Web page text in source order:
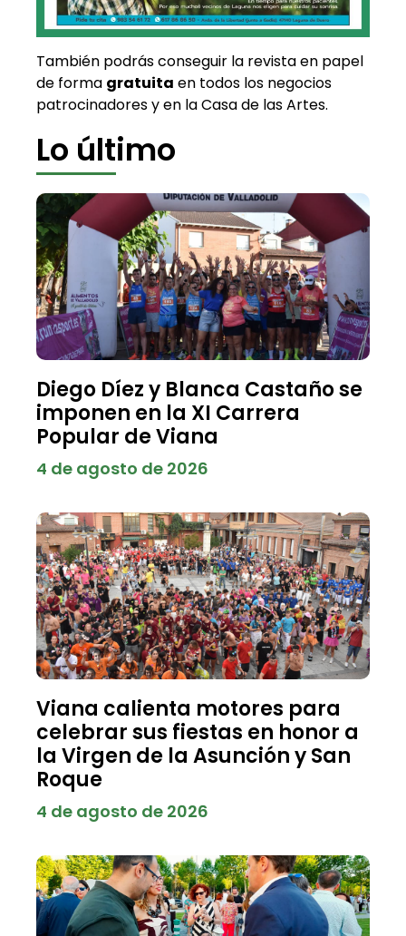
También podrás conseguir la revista en papel
de forma gratuita en todos los negocios
patrocinadores y en la Casa de las Artes.
Lo último
Diego Díez y Blanca Castaño se
imponen en la XI Carrera
Popular de Viana
4 de agosto de 2026
Viana calienta motores para
celebrar sus fiestas en honor a
la Virgen de la Asunción y San
Roque
4 de agosto de 2026